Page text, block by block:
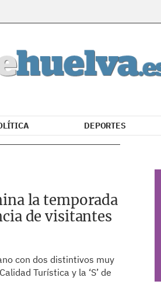
DEPORTES
la temporada
de visitantes
con dos distintivos muy
Turística y la ‘S’ de